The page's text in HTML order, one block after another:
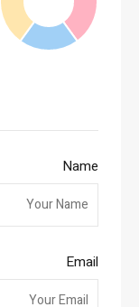
Name
Email